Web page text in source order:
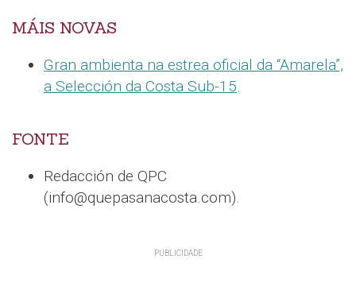
MÁIS NOVAS
Gran ambienta na estrea oficial da “Amarela”,
a Selección da Costa Sub-15.
FONTE
Redacción de QPC
(info@quepasanacosta.com).